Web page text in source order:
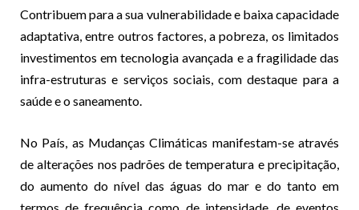
Contribuem para a sua vulnerabilidade e baixa capacidade
adaptativa, entre outros factores, a pobreza, os limitados
investimentos em tecnologia avançada e a fragilidade das
infra-estruturas e serviços sociais, com destaque para a
saúde e o saneamento.
No País, as Mudanças Climáticas manifestam-se através
de alterações nos padrões de temperatura e precipitação,
do aumento do nível das águas do mar e do tanto em